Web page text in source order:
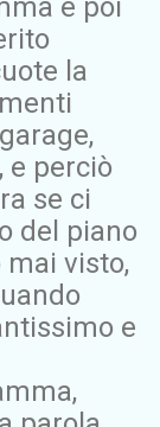
la
e perciò
se ci
del piano
mai visto,
e